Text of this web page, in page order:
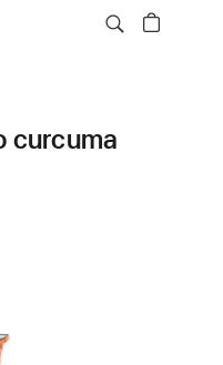
curcuma